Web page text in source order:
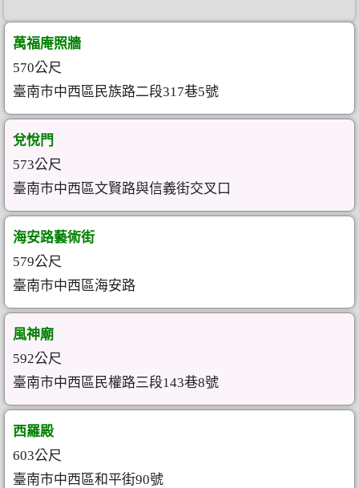
萬福庵照牆
570公尺
臺南市中西區民族路二段317巷5號
兌悅門
573公尺
臺南市中西區文賢路與信義街交叉口
海安路藝術街
579公尺
臺南市中西區海安路
風神廟
592公尺
臺南市中西區民權路三段143巷8號
西羅殿
603公尺
臺南市中西區和平街90號